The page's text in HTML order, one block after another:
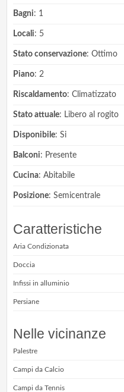
Bagni: 1
Locali: 5
Stato conservazione: Ottimo
Piano: 2
Riscaldamento: Climatizzato
Stato attuale: Libero al rogito
Disponibile: Si
Balconi: Presente
Cucina: Abitabile
Posizione: Semicentrale
Caratteristiche
Aria Condizionata
Doccia
Infissi in alluminio
Persiane
Nelle vicinanze
Palestre
Campi da Calcio
Campi da Tennis